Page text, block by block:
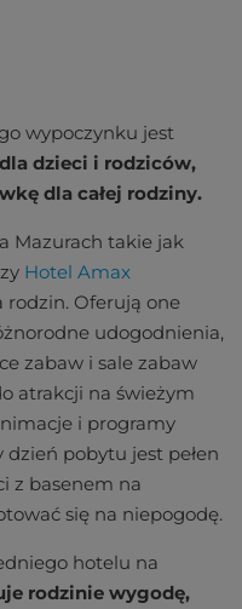
wypoczynku jest
dzieci i rodziców,
dla całej rodziny.
Mazurach takie jak
Hotel Amax
rodzin. Oferują one
udogodnienia,
zabaw i sale zabaw
atrakcji na świeżym
i programy
pobytu jest pełen
z basenem na
się na niepogodę.
hotelu na
rodzinie wygodę,